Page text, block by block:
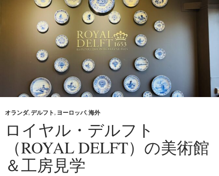
オランダ,デルフト, ヨーロッパ,海外
ロイヤル・デルフト
（ROYAL DELFT）の美術館
＆工房見学